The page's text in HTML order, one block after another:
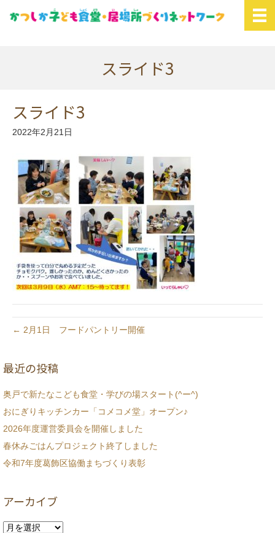
スライド3
スライド3
2022年2月21日
← 2月1日 フードパントリー開催
最近の投稿
奥戸で新たなこども食堂・学びの場スタート(^ー^)
おにぎりキッチンカー「コメコメ堂」オープン♪
2026年度運営委員会を開催しました
春休みごはんプロジェクト終了しました
令和7年度葛飾区協働まちづくり表彰
アーカイブ
ア